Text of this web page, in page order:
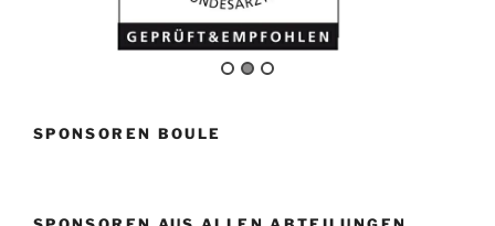
SPONSOREN BOULE